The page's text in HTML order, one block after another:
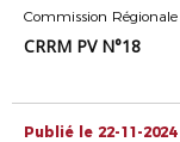
CRRM PV N°18
Publié le 22-11-2024